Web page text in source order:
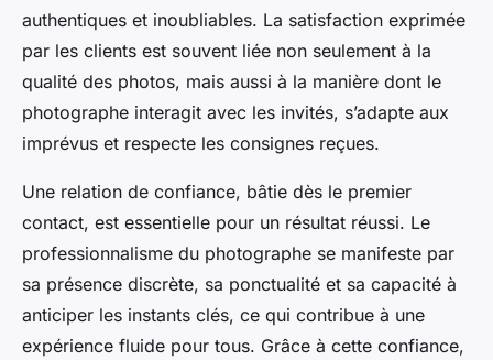
authentiques et inoubliables. La satisfaction exprimée
par les clients est souvent liée non seulement à la
qualité des photos, mais aussi à la manière dont le
photographe interagit avec les invités, s’adapte aux
imprévus et respecte les consignes reçues.
Une relation de confiance, bâtie dès le premier
contact, est essentielle pour un résultat réussi. Le
professionnalisme du photographe se manifeste par
sa présence discrète, sa ponctualité et sa capacité à
anticiper les instants clés, ce qui contribue à une
expérience fluide pour tous. Grâce à cette confiance,